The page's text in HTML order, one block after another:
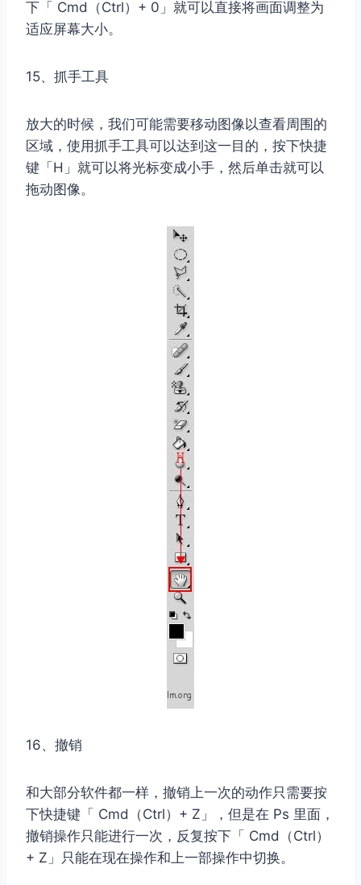
下「 Cmd（Ctrl）+ 0」就可以直接将画面调整为
适应屏幕大小。
15、抓手工具
放大的时候，我们可能需要移动图像以查看周围的
区域，使用抓手工具可以达到这一目的，按下快捷
键「H」就可以将光标变成小手，然后单击就可以
拖动图像。
16、撤销
和大部分软件都一样，撤销上一次的动作只需要按
下快捷键「 Cmd（Ctrl）+ Z」，但是在 Ps 里面，
撤销操作只能进行一次，反复按下「 Cmd（Ctrl）
+ Z」只能在现在操作和上一部操作中切换。